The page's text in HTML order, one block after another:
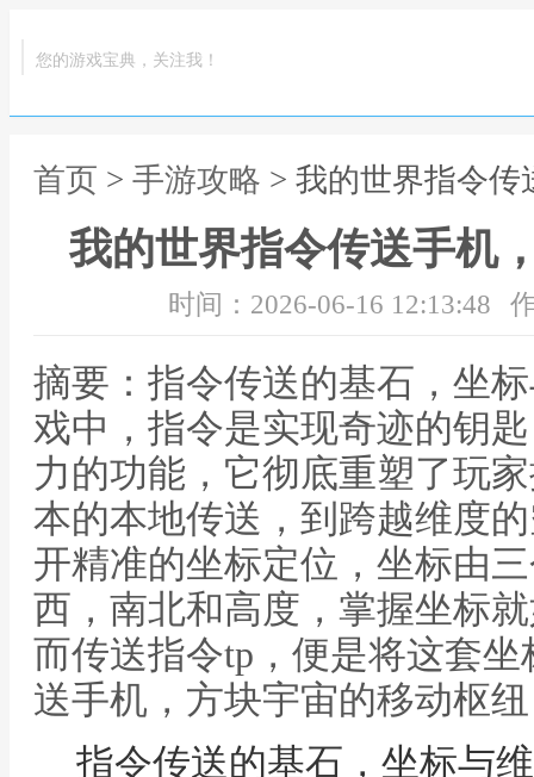
您的游戏宝典，关注我！
首页 > 手游攻略 > 我的世界指令
我的世界指令传送手机
时间：2026-06-16 12:13:48
摘要：指令传送的基石，坐
戏中，指令是实现奇迹的钥
力的功能，它彻底重塑了玩
本的本地传送，到跨越维度
开精准的坐标定位，坐标由
西，南北和高度，掌握坐标
而传送指令tp，便是将这套
送手机，方块宇宙的移动枢纽
指令传送的基石，坐标与